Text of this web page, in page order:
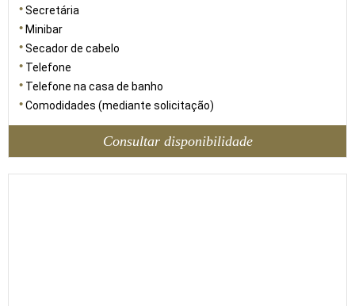
Secretária
Minibar
Secador de cabelo
Telefone
Telefone na casa de banho
Comodidades (mediante solicitação)
Consultar disponibilidade